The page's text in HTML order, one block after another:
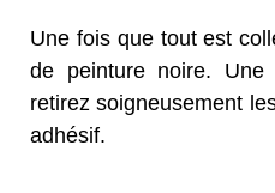
Une fois que tout est
de peinture noire.
retirez soigneusement
adhésif.